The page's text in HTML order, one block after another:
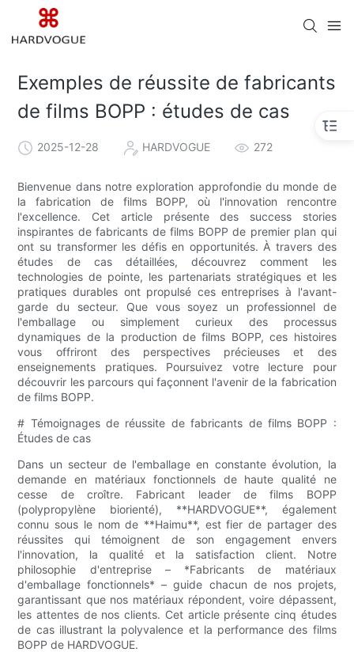
Exemples de réussite de fabricants
de films BOPP : études de cas
2025-12-28 HARDVOGUE 272
Bienvenue dans notre exploration approfondie du monde de
la fabrication de films BOPP, où l'innovation rencontre
l'excellence. Cet article présente des success stories
inspirantes de fabricants de films BOPP de premier plan qui
ont su transformer les défis en opportunités. À travers des
études de cas détaillées, découvrez comment les
technologies de pointe, les partenariats stratégiques et les
pratiques durables ont propulsé ces entreprises à l'avant-
garde du secteur. Que vous soyez un professionnel de
l'emballage ou simplement curieux des processus
dynamiques de la production de films BOPP, ces histoires
vous offriront des perspectives précieuses et des
enseignements pratiques. Poursuivez votre lecture pour
découvrir les parcours qui façonnent l'avenir de la fabrication
de films BOPP.
# Témoignages de réussite de fabricants de films BOPP :
Études de cas
Dans un secteur de l'emballage en constante évolution, la
demande en matériaux fonctionnels de haute qualité ne
cesse de croître. Fabricant leader de films BOPP
(polypropylène biorienté), **HARDVOGUE**, également
connu sous le nom de **Haimu**, est fier de partager des
réussites qui témoignent de son engagement envers
l'innovation, la qualité et la satisfaction client. Notre
philosophie d'entreprise – *Fabricants de matériaux
d'emballage fonctionnels* – guide chacun de nos projets,
garantissant que nos matériaux répondent, voire dépassent,
les attentes de nos clients. Cet article présente cinq études
de cas illustrant la polyvalence et la performance des films
BOPP de HARDVOGUE.